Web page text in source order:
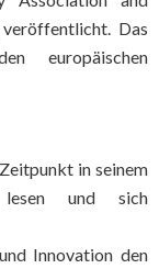
veröffentlicht. Das
europäischen
in seinem
lesen und sich
Innovation den